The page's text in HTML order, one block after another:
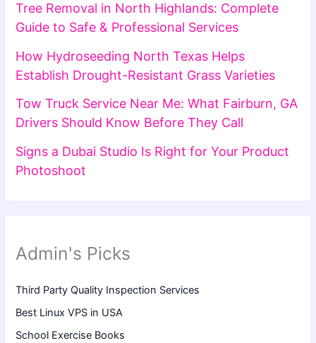
Tree Removal in North Highlands: Complete
Guide to Safe & Professional Services
How Hydroseeding North Texas Helps
Establish Drought-Resistant Grass Varieties
Tow Truck Service Near Me: What Fairburn, GA
Drivers Should Know Before They Call
Signs a Dubai Studio Is Right for Your Product
Photoshoot
Admin's Picks
Third Party Quality Inspection Services
Best Linux VPS in USA
School Exercise Books